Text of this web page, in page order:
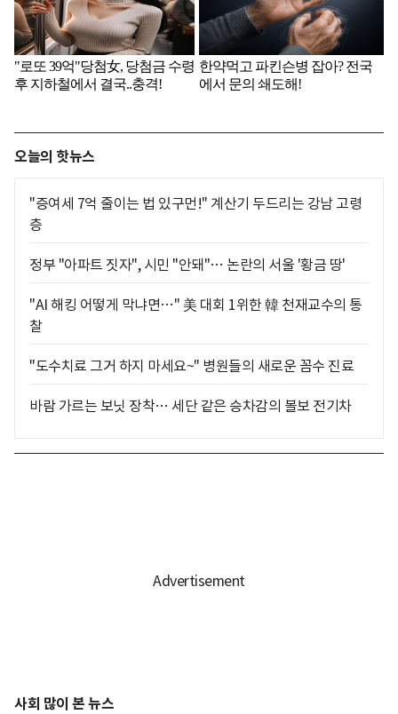
오늘의 핫뉴스
"증여세 7억 줄이는 법 있구먼!" 계산기 두드리는 강남 고령
층
정부 "아파트 짓자", 시민 "안돼"… 논란의 서울 '황금 땅'
"AI 해킹 어떻게 막냐면…" 美 대회 1위한 韓 천재교수의 통
찰
"도수치료 그거 하지 마세요~" 병원들의 새로운 꼼수 진료
바람 가르는 보닛 장착… 세단 같은 승차감의 볼보 전기차
사회 많이 본 뉴스